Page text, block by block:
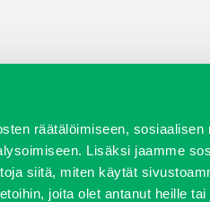
räätälöimiseen, sosiaalisen
Lisäksi jaamme
siitä, miten käytät
joita olet antanut heille tai
JT Vuokrakone